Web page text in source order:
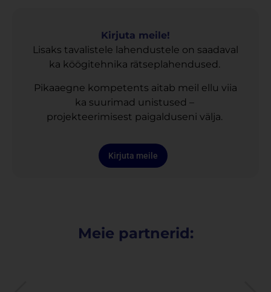
Kirjuta meile!
Lisaks tavalistele lahendustele on saadaval
ka köögitehnika rätseplahendused.
Pikaaegne kompetents aitab meil ellu viia
ka suurimad unistused –
projekteerimisest paigalduseni välja.
Kirjuta meile
Meie partnerid: